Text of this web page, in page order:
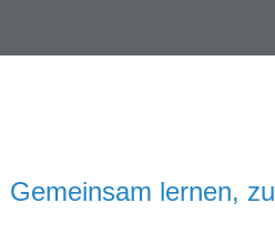
Gemeinsam lernen,